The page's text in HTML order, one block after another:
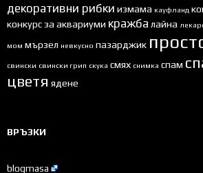
декоративни рибки измама кауфланд
конкурс за аквариуми кражба лайна
мом мързел невкусно пазарджик
свински свински грип скука смях снимка спам
цветя ядене
ВРЪЗКИ
blogmasa